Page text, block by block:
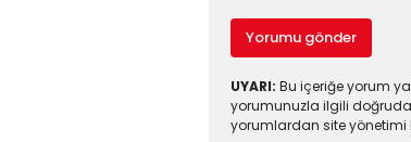
Yorumu gönder
UYARI: Bu içeriğe yorum
yorumunuzla ilgili
yorumlardan site yönetimi